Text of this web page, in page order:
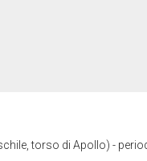
torso di Apollo) -